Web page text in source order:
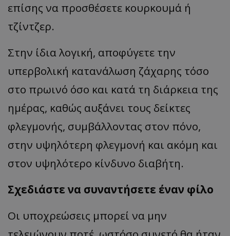
επίσης να προσθέσετε κουρκουμά ή
τζίντζερ.
Στην ίδια λογική, αποφύγετε την
υπερβολική κατανάλωση ζάχαρης τόσο
στο πρωινό όσο και κατά τη διάρκεια της
ημέρας, καθώς αυξάνει τους δείκτες
φλεγμονής, συμβάλλοντας στον πόνο,
στην υψηλότερη φλεγμονή και ακόμη και
στον υψηλότερο κίνδυνο διαβήτη.
Σχεδιάστε να συναντήσετε έναν φίλο
Οι υποχρεώσεις μπορεί να μην